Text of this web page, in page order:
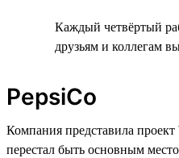
Каждый четвёртый
друзьям и коллегам
PepsiCo
Компания представила
перестал быть основным